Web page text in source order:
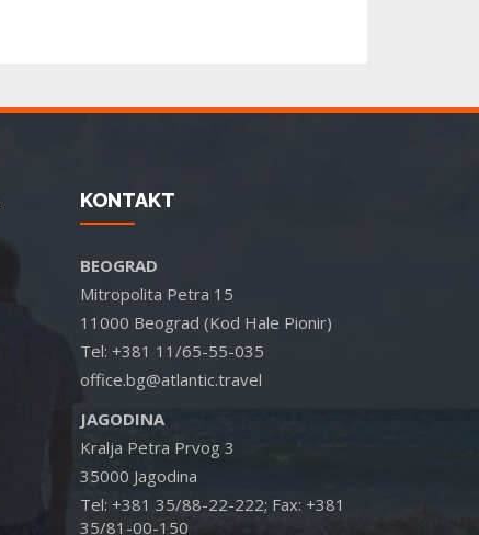
KONTAKT
BEOGRAD
Mitropolita Petra 15
11000 Beograd (Kod Hale Pionir)
Tel: +381 11/65-55-035
office.bg@atlantic.travel
JAGODINA
Kralja Petra Prvog 3
35000 Jagodina
Tel: +381 35/88-22-222; Fax: +381
35/81-00-150